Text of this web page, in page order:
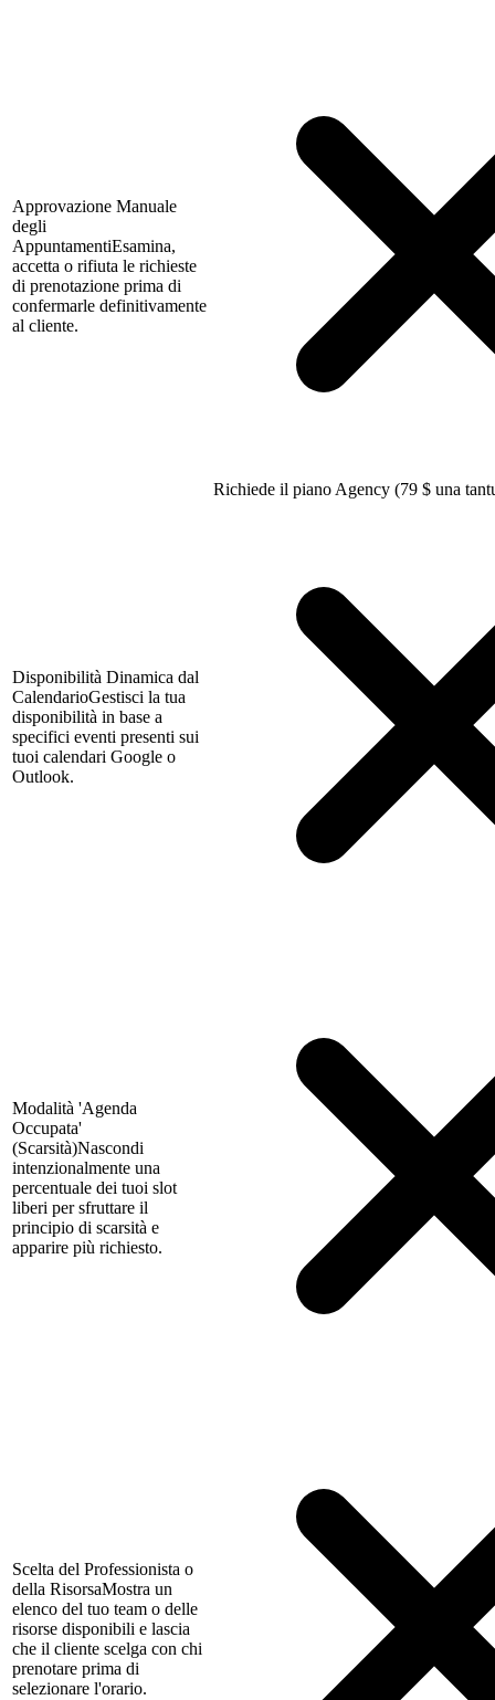
Approvazione Manuale
degli
AppuntamentiEsamina,
accetta o rifiuta le richieste
di prenotazione prima di
confermarle definitivamente
al cliente.
Richiede il piano Agency (79 $ una
Disponibilità Dinamica dal
CalendarioGestisci la tua
disponibilità in base a
specifici eventi presenti sui
tuoi calendari Google o
Outlook.
Modalità 'Agenda
Occupata'
(Scarsità)Nascondi
intenzionalmente una
percentuale dei tuoi slot
liberi per sfruttare il
principio di scarsità e
apparire più richiesto.
Scelta del Professionista o
della RisorsaMostra un
elenco del tuo team o delle
risorse disponibili e lascia
che il cliente scelga con chi
prenotare prima di
selezionare l'orario.